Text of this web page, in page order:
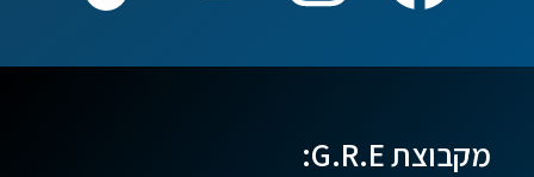
מקבוצת G.R.E: